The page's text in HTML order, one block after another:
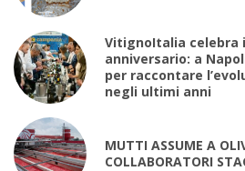
VitignoItalia celebra
anniversario: a
per raccontare
negli ultimi anni
MUTTI ASSUME A
COLLABORATORI